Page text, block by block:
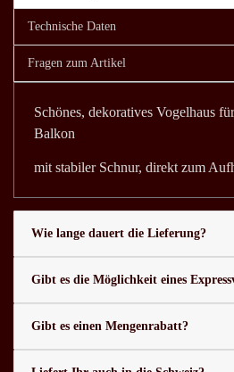
Technische Daten
Fragen zum Artikel
Schönes, dekoratives Vogelhaus
Balkon
mit stabiler Schnur, direkt zum
Wie lange dauert die Lieferung?
Gibt es die Möglichkeit eines
Gibt es einen Mengenrabatt?